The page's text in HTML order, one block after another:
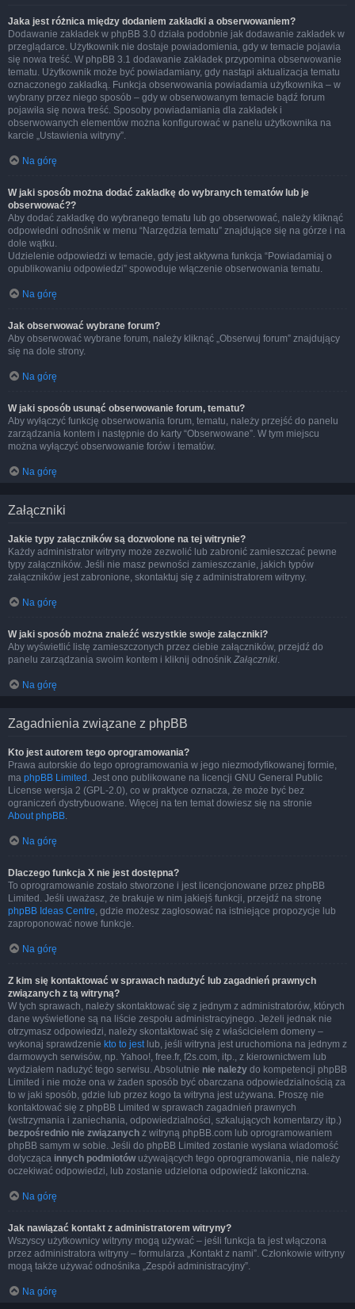
Jaka jest różnica między dodaniem zakładki a obserwowaniem?
Dodawanie zakładek w phpBB 3.0 działa podobnie jak dodawanie zakładek w
przeglądarce. Użytkownik nie dostaje powiadomienia, gdy w temacie pojawia
się nowa treść. W phpBB 3.1 dodawanie zakładek przypomina obserwowanie
tematu. Użytkownik może być powiadamiany, gdy nastąpi aktualizacja tematu
oznaczonego zakładką. Funkcja obserwowania powiadamia użytkownika – w
wybrany przez niego sposób – gdy w obserwowanym temacie bądź forum
pojawiła się nowa treść. Sposoby powiadamiania dla zakładek i
obserwowanych elementów można konfigurować w panelu użytkownika na
karcie „Ustawienia witryny”.
Na górę
W jaki sposób można dodać zakładkę do wybranych tematów lub je
obserwować??
Aby dodać zakładkę do wybranego tematu lub go obserwować, należy kliknąć
odpowiedni odnośnik w menu “Narzędzia tematu” znajdujące się na górze i na
dole wątku.
Udzielenie odpowiedzi w temacie, gdy jest aktywna funkcja “Powiadamiaj o
opublikowaniu odpowiedzi” spowoduje włączenie obserwowania tematu.
Na górę
Jak obserwować wybrane forum?
Aby obserwować wybrane forum, należy kliknąć „Obserwuj forum” znajdujący
się na dole strony.
Na górę
W jaki sposób usunąć obserwowanie forum, tematu?
Aby wyłączyć funkcję obserwowania forum, tematu, należy przejść do panelu
zarządzania kontem i następnie do karty “Obserwowane”. W tym miejscu
można wyłączyć obserwowanie forów i tematów.
Na górę
Załączniki
Jakie typy załączników są dozwolone na tej witrynie?
Każdy administrator witryny może zezwolić lub zabronić zamieszczać pewne
typy załączników. Jeśli nie masz pewności zamieszczanie, jakich typów
załączników jest zabronione, skontaktuj się z administratorem witryny.
Na górę
W jaki sposób można znaleźć wszystkie swoje załączniki?
Aby wyświetlić listę zamieszczonych przez ciebie załączników, przejdź do
panelu zarządzania swoim kontem i kliknij odnośnik Załączniki.
Na górę
Zagadnienia związane z phpBB
Kto jest autorem tego oprogramowania?
Prawa autorskie do tego oprogramowania w jego niezmodyfikowanej formie,
ma phpBB Limited . Jest ono publikowane na licencji GNU General Public
License wersja 2 (GPL-2.0), co w praktyce oznacza, że może być bez
ograniczeń dystrybuowane. Więcej na ten temat dowiesz się na stronie
About phpBB.
Na górę
Dlaczego funkcja X nie jest dostępna?
To oprogramowanie zostało stworzone i jest licencjonowane przez phpBB
Limited. Jeśli uważasz, że brakuje w nim jakiejś funkcji, przejdź na stronę
phpBB Ideas Centre, gdzie możesz zagłosować na istniejące propozycje lub
zaproponować nowe funkcje.
Na górę
Z kim się kontaktować w sprawach nadużyć lub zagadnień prawnych
związanych z tą witryną?
W tych sprawach, należy skontaktować się z jednym z administratorów, których
dane wyświetlone są na liście zespołu administracyjnego. Jeżeli jednak nie
otrzymasz odpowiedzi, należy skontaktować się z właścicielem domeny –
wykonaj sprawdzenie kto to jestlub, jeśli witryna jest uruchomiona na jednym z
darmowych serwisów, np. Yahoo!, free.fr, f2s.com, itp., z kierownictwem lub
wydziałem nadużyć tego serwisu. Absolutnie nie należy do kompetencji phpBB
Limited i nie może ona w żaden sposób być obarczana odpowiedzialnością za
to w jaki sposób, gdzie lub przez kogo ta witryna jest używana. Proszę nie
kontaktować się z phpBB Limited w sprawach zagadnień prawnych
(wstrzymania i zaniechania, odpowiedzialności, szkalujących komentarzy itp.)
bezpośrednio nie związanych z witryną phpBB.com lub oprogramowaniem
phpBB samym w sobie. Jeśli do phpBB Limited zostanie wysłana wiadomość
dotycząca innych podmiotów używających tego oprogramowania, nie należy
oczekiwać odpowiedzi, lub zostanie udzielona odpowiedź lakoniczna.
Na górę
Jak nawiązać kontakt z administratorem witryny?
Wszyscy użytkownicy witryny mogą używać – jeśli funkcja ta jest włączona
przez administratora witryny – formularza „Kontakt z nami”. Członkowie witryny
mogą także używać odnośnika „Zespół administracyjny”.
Na górę